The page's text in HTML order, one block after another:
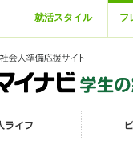
就活スタイル フ